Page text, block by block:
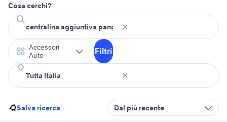
Cosa cerchi?
Accessori
Auto
Filtri
Salva ricerca Dal più recente